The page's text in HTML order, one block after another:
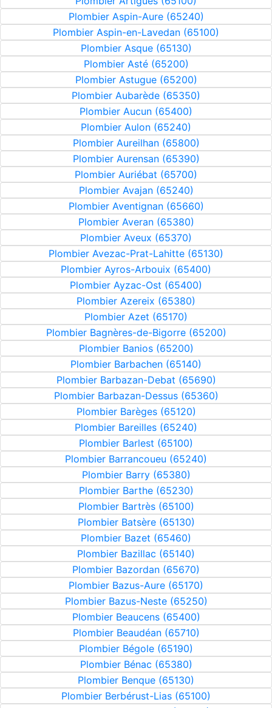
Plombier Aspin-Aure (65240)
Plombier Aspin-en-Lavedan (65100)
Plombier Asque (65130)
Plombier Asté (65200)
Plombier Astugue (65200)
Plombier Aubarède (65350)
Plombier Aucun (65400)
Plombier Aulon (65240)
Plombier Aureilhan (65800)
Plombier Aurensan (65390)
Plombier Auriébat (65700)
Plombier Avajan (65240)
Plombier Aventignan (65660)
Plombier Averan (65380)
Plombier Aveux (65370)
Plombier Avezac-Prat-Lahitte (65130)
Plombier Ayros-Arbouix (65400)
Plombier Ayzac-Ost (65400)
Plombier Azereix (65380)
Plombier Azet (65170)
Plombier Bagnères-de-Bigorre (65200)
Plombier Banios (65200)
Plombier Barbachen (65140)
Plombier Barbazan-Debat (65690)
Plombier Barbazan-Dessus (65360)
Plombier Barèges (65120)
Plombier Bareilles (65240)
Plombier Barlest (65100)
Plombier Barrancoueu (65240)
Plombier Barry (65380)
Plombier Barthe (65230)
Plombier Bartrès (65100)
Plombier Batsère (65130)
Plombier Bazet (65460)
Plombier Bazillac (65140)
Plombier Bazordan (65670)
Plombier Bazus-Aure (65170)
Plombier Bazus-Neste (65250)
Plombier Beaucens (65400)
Plombier Beaudéan (65710)
Plombier Bégole (65190)
Plombier Bénac (65380)
Plombier Benque (65130)
Plombier Berbérust-Lias (65100)